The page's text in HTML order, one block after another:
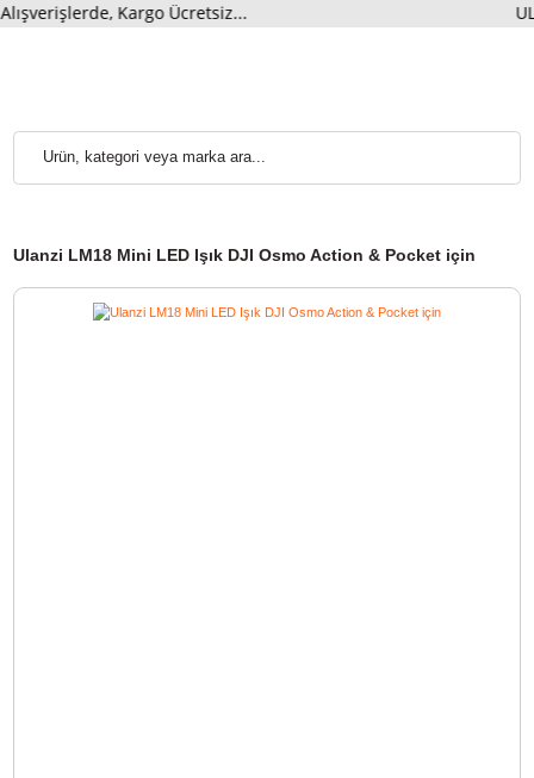
Ulanzi LM18 Mini LED Işık DJI Osmo Action & Pocket için
Kargo Ücretsiz...